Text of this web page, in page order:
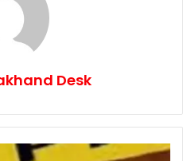
Desk